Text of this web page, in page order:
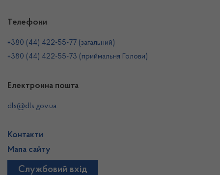
Телефони
+380 (44) 422-55-77 (загальний)
+380 (44) 422-55-73 (приймальня Голови)
Електронна пошта
dls@dls.gov.ua
Контакти
Мапа сайту
Службовий вхід